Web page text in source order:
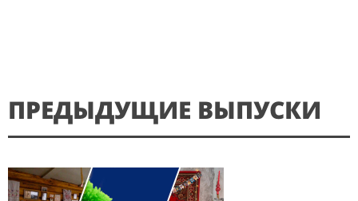
ПРЕДЫДУЩИЕ ВЫПУСКИ